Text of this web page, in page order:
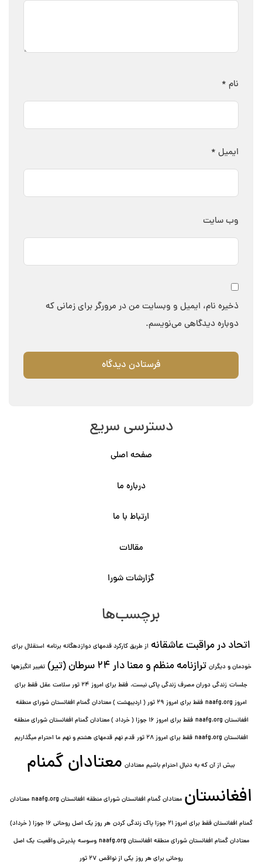
نام *
ایمیل *
وب‌ سایت
ذخیره نام، ایمیل و وبسایت من در مرورگر برای زمانی که
دوباره دیدگاهی می‌نویسم.
دسترسی سریع
صفحه اصلی
درباره ما
ارتباط با ما
مقالات
گزارشات شورا
برچسب‌ها
اتحاد در مراقبت عاشقانه از طریق کارکرد قدمهای دوازده⁯گانه برنامه استقلال برای
خودمان و دیگران ترازنامه منظم و معنا دار ٢۴ سرطان (تیر)
تغییر انگیزه⁯ها
جلسات زندگی دوران مصرف زندگی پاکی نیست. فقط برای امروز 24 ثور سلامت عقل
فقط برای
امروز naafg.org
فقط برای امروز ٢٩ ثور ( اردیبهشت ) معتادان گمنام افغانستان شورای منطقه
افغانستان naafg.org
فقط برای امروز ۱۶ جوزا ( خرداد ) معتادان گمنام افغانستان شورای منطقه
افغانستان naafg.org
فقط برای امروز ۲۸ ثور قدم نهم قدمهای هشتم و نهم ما احترام میگذاریم
بیش از آن که به دنبال احترام باشیم معتادان معتادان گمنام
افغانستان معتادان گمنام افغانستان شورای منطقه افغانستان naafg.org معتادان
گمنام افغانستان فقط برای امروز ۲۱ جوزا پاک زندگی کردن
هر روز یک اصل روحانی ۱۶ جوزا ( خرداد)
معتادان گمنام افغانستان شورای منطقه افغانستان naafg.org
وسوسه پذيرش واقعیت یک اصل
روحانی برای هر روز یکی از نواقص ۲۷ ثور